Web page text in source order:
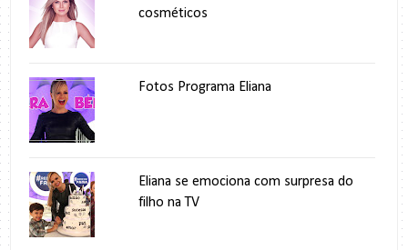
cosméticos
Fotos Programa Eliana
Eliana se emociona com surpresa do
filho na TV